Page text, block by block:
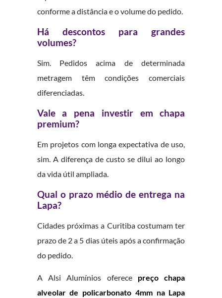
conforme a distância e o volume do pedido.
Há descontos para grandes
volumes?
Sim. Pedidos acima de determinada
metragem têm condições comerciais
diferenciadas.
Vale a pena investir em chapa
premium?
Em projetos com longa expectativa de uso,
sim. A diferença de custo se dilui ao longo
da vida útil ampliada.
Qual o prazo médio de entrega na
Lapa?
Cidades próximas a Curitiba costumam ter
prazo de 2 a 5 dias úteis após a confirmação
do pedido.
A Alsi Alumínios oferece preço chapa
alveolar de policarbonato 4mm na Lapa